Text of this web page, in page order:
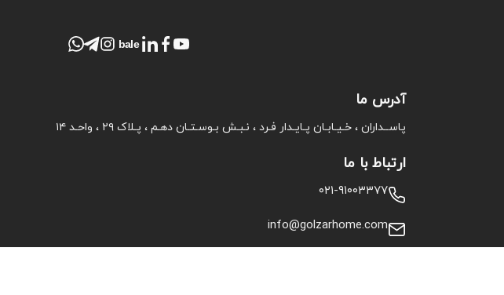
bale
آدرس ما
پاســداران ، خـیـابـان پـایـدار فـرد ، نـبـش بـوسـتـان دهـم ، پـلاک ۲۹ ، واحـد ۱۴
ارتباط با ما
۰۲۱-۹۱۰۰۳۳۷۷
info@golzarhome.com